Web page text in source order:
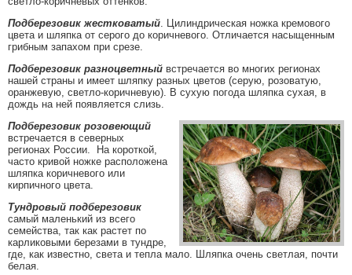
Подберезовик жестковатый . Цилиндрическая ножка кремового
цвета и шляпка от серого до коричневого. Отличается насыщенным
грибным запахом при срезе.
Подберезовик разноцветный встречается во многих регионах
нашей страны и имеет шляпку разных цветов (серую, розоватую,
оранжевую, светло-коричневую). В сухую погода шляпка сухая, в
дождь на ней появляется слизь.
Подберезовик розовеющий
встречается в северных
регионах России. На короткой,
часто кривой ножке расположена
шляпка коричневого или
кирпичного цвета.
Тундровый подберезовик
самый маленький из всего
семейства, так как растет по
карликовыми березами в тундре,
где, как известно, света и тепла мало. Шляпка очень светлая, почти
белая.